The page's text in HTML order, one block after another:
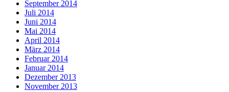
September 2014
Juli 2014
Juni 2014
Mai 2014
April 2014
März 2014
Februar 2014
Januar 2014
Dezember 2013
November 2013